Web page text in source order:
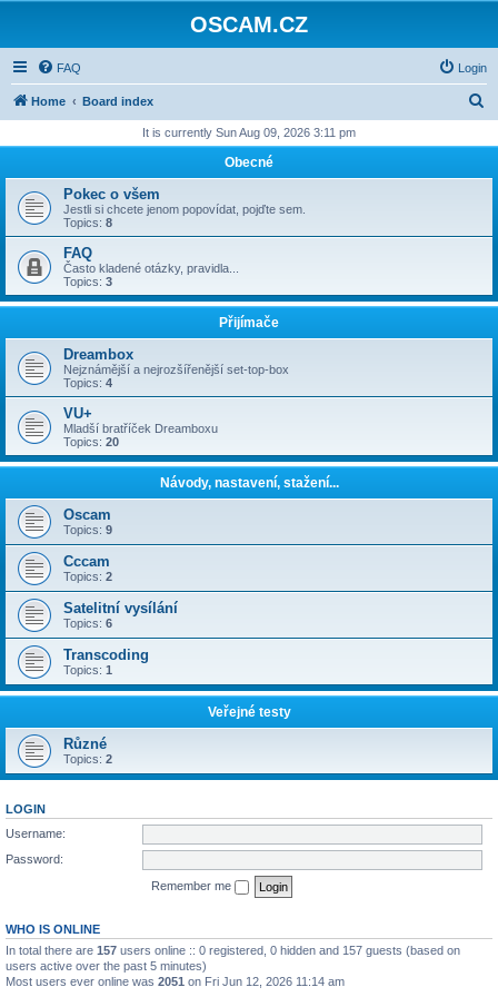
OSCAM.CZ
FAQ Login
Home Board index
r
h
It is currently Sun Aug 09, 2026 3:11 pm
Obecné
Pokec o všem
Jestli si chcete jenom popovídat, pojďte sem.
Topics: 8
FAQ
Často kladené otázky, pravidla...
Topics: 3
Přijímače
Dreambox
Nejznámější a nejrozšířenější set-top-box
Topics: 4
VU+
Mladší bratříček Dreamboxu
Topics: 20
Návody, nastavení, stažení...
Oscam
Topics: 9
Cccam
Topics: 2
Satelitní vysílání
Topics: 6
Transcoding
Topics: 1
Veřejné testy
Různé
Topics: 2
LOGIN
Username:
Password:
Remember me
WHO IS ONLINE
In total there are 157 users online :: 0 registered, 0 hidden and 157 guests (based on
users active over the past 5 minutes)
Most users ever online was 2051 on Fri Jun 12, 2026 11:14 am